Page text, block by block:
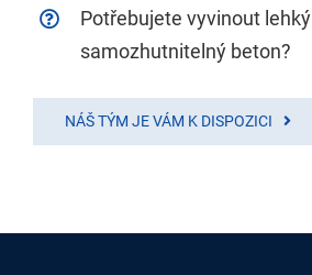
Potřebujete vyvinout lehký
samozhutnitelný beton?
NÁŠ TÝM JE VÁM K DISPOZICI